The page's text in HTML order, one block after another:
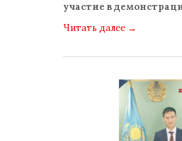
участие в
Читать далее →